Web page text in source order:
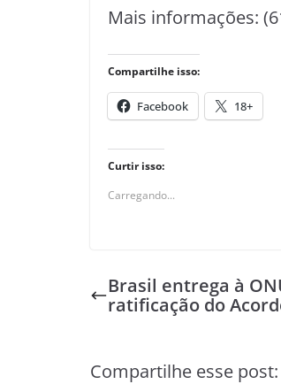
Mais informações:
Compartilhe isso:
Facebook 18+
Curtir isso:
Carregando...
Brasil entrega à
ratificação do
Compartilhe esse post: